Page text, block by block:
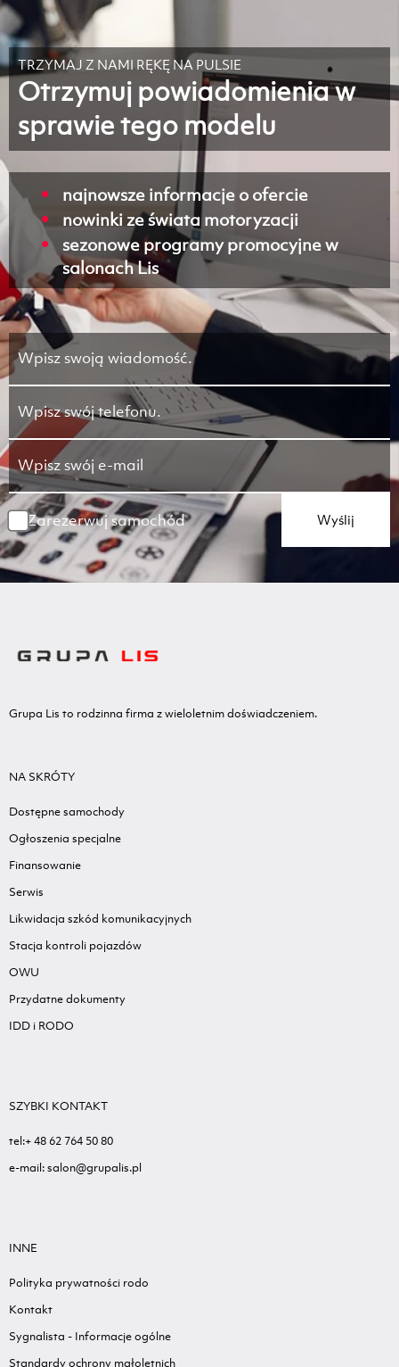
TRZYMAJ Z NAMI RĘKĘ NA PULSIE
Otrzymuj powiadomienia w
sprawie tego modelu
najnowsze informacje o ofercie
nowinki ze świata motoryzacji
sezonowe programy promocyjne w
salonach Lis
Zarezerwuj samochód Wyślij
Grupa Lis to rodzinna firma z wieloletnim doświadczeniem.
NA SKRÓTY
Dostępne samochody
Ogłoszenia specjalne
Finansowanie
Serwis
Likwidacja szkód komunikacyjnych
Stacja kontroli pojazdów
OWU
Przydatne dokumenty
IDD i RODO
SZYBKI KONTAKT
tel:+ 48 62 764 50 80
e-mail: salon@grupalis.pl
INNE
Polityka prywatności rodo
Kontakt
Sygnalista - Informacje ogólne
Standardy ochrony małoletnich